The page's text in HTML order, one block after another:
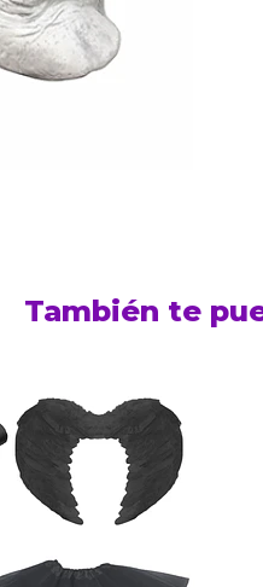
También te